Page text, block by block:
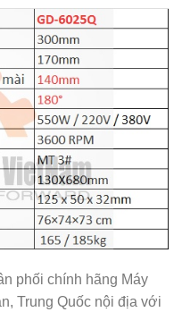
phối chính hãng Máy
Trung Quốc nội địa với